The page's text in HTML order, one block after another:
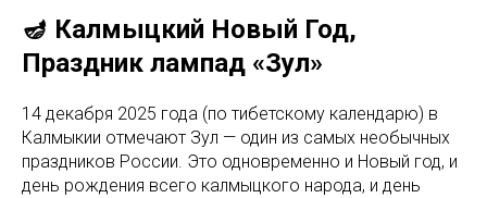
🪔 Калмыцкий Новый Год,
Праздник лампад «Зул»
14 декабря 2025 года (по тибетскому календарю) в
Калмыкии отмечают Зул — один из самых необычных
праздников России. Это одновременно и Новый год, и
день рождения всего калмыцкого народа, и день